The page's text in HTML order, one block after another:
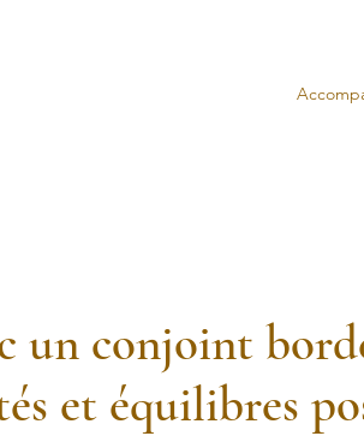
un conjoint
et équilibres